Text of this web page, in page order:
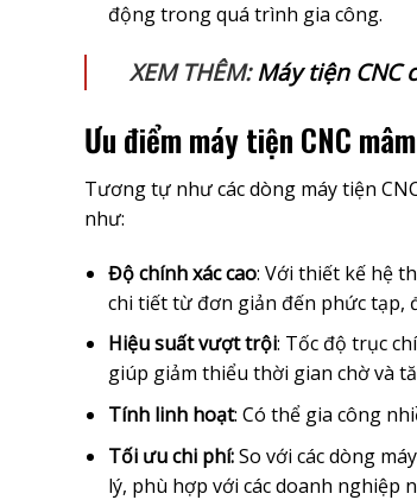
động trong quá trình gia công.
XEM THÊM:Máy tiện CNC
Ưu điểm máy tiện CNC
Tương tự như các dòng máy tiện
như:
Độ chính xác cao: Với thiết kế hệ
chi tiết từ đơn giản đến phức tạp,
Hiệu suất vượt trội: Tốc độ trục
giúp giảm thiểu thời gian chờ và
Tính linh hoạt: Có thể gia công
Tối ưu chi phí:So với các dòng
lý, phù hợp với các doanh nghiệp